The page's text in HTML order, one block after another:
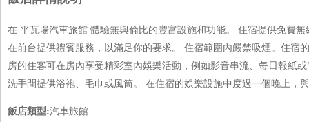
在 平瓦場汽車旅館 體驗無與倫比的豐富設施和功能。 住宿提供免費
在前台提供禮賓服務，以滿足你的要求。 住宿範圍內嚴禁吸煙。住
房的住客可在房內享受精彩室內娛樂活動，例如影音串流、每日報紙
洗手間提供浴袍、毛巾或風筒。 在住宿的娛樂設施中度過一個晚上，
飯店類型:汽車旅館